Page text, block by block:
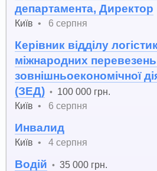
департамента, Директор
Київ • 6 серпня
Керівник відділу
міжнародних
зовнішньоекономічної
(ЗЕД) • 100 000 грн.
Київ • 6 серпня
Инвалид
Київ • 4 серпня
Водій •35 000 грн.